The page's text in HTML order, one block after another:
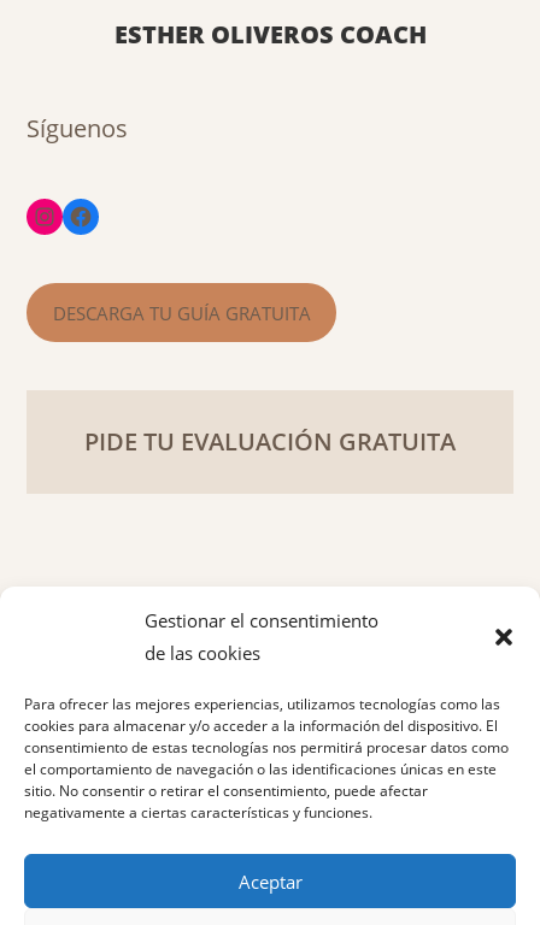
Gestionar el consentimiento
de las cookies
Para ofrecer las mejores experiencias, utilizamos tecnologías como las
cookies para almacenar y/o acceder a la información del dispositivo. El
consentimiento de estas tecnologías nos permitirá procesar datos como
el comportamiento de navegación o las identificaciones únicas en este
sitio. No consentir o retirar el consentimiento, puede afectar
negativamente a ciertas características y funciones.
Aceptar
ESTHER OLIVEROS COACH
Síguenos
DESCARGA TU GUÍA GRATUITA
PIDE TU EVALUACIÓN GRATUITA
Política de privacidad
Aviso legal
Política de cookies